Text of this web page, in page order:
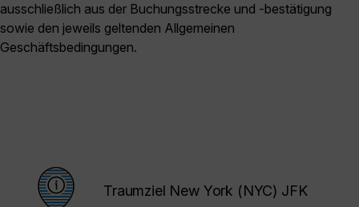
ausschließlich aus der Buchungsstrecke und -bestätigung
sowie den jeweils geltenden Allgemeinen
Geschäftsbedingungen.
Traumziel New York (NYC) JFK